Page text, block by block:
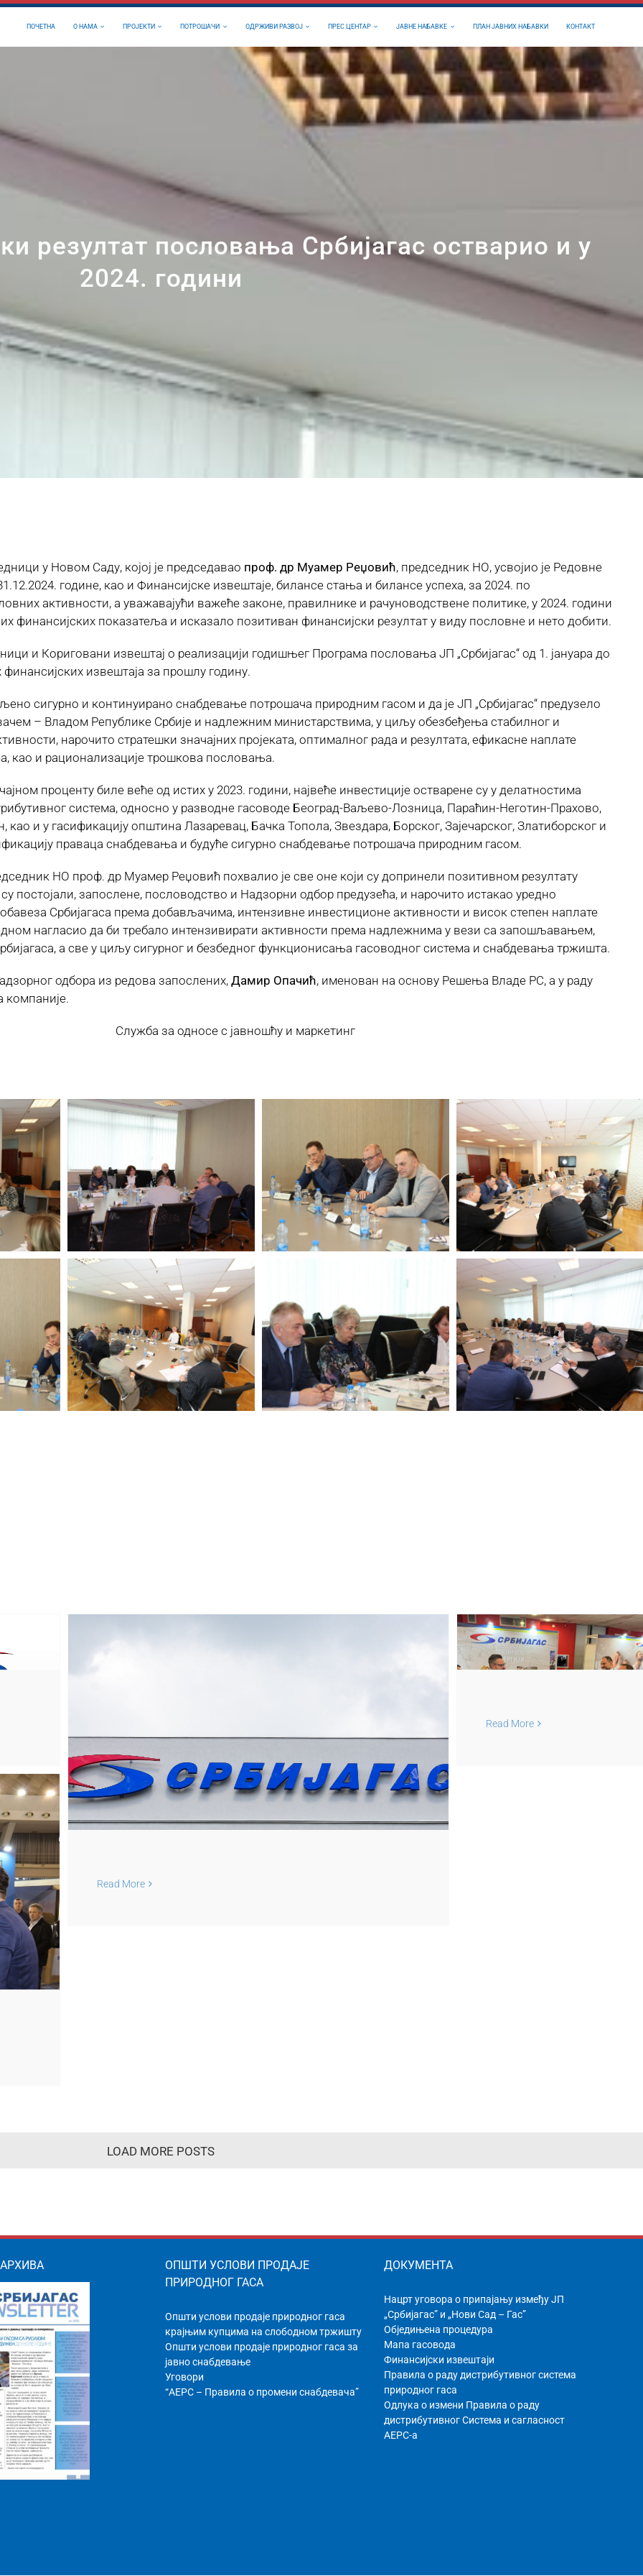
ПОЧЕТНА О НАМА ПРОЈЕКТИ ПОТРОШАЧИ ОДРЖИВИ РАЗВОЈ ПРЕС ЦЕНТАР ЈАВНЕ НАБАВКЕ ПЛАН ЈАВНИХ НАБАВКИ КОНТАКТ
резултат пословања Србијагас остварио и у
2024. години
у Новом Саду, којој је председавао проф. др Муамер Реџовић, председник НО, усвојио је Редовне
године, као и Финансијске извештаје, билансе стања и билансе успеха, за 2024. по
активности, а уважавајући важеће законе, правилнике и рачуноводствене политике, у 2024. години
финансијских показатеља и исказало позитиван финансијски резултат у виду пословне и нето добити.
и Кориговани извештај о реализацији годишњег Програма пословања ЈП „Србијагас“ од 1. јануара до
извештаја за прошлу годину.
сигурно и континуирано снабдевање потрошача природним гасом и да је ЈП „Србијагас“ предузело
– Владом Републике Србије и надлежним министарствима, у циљу обезбеђења стабилног и
нарочито стратешки значајних пројеката, оптималног рада и резултата, ефикасне наплате
као и рационализације трошкова пословања.
проценту биле веће од истих у 2023. години, највеће инвестиције остварене су у делатностима
система, односно у разводне гасоводе Београд-Ваљево-Лозница, Параћин-Неготин-Прахово,
и у гасификацију општина Лазаревац, Бачка Топола, Звездара, Борског, Зајечарског, Златиборског и
праваца снабдевања и будуће сигурно снабдевање потрошача природним гасом.
НО проф. др Муамер Реџовић похвалио је све оне који су допринели позитивном резултату
постојали, запослене, пословодство и Надзорни одбор предузећа, и нарочито истакао уредно
Србијагаса према добављачима, интензивне инвестиционе активности и висок степен наплате
нагласио да би требало интензивирати активности према надлежнима у вези са запошљавањем,
а све у циљу сигурног и безбедног функционисања гасоводног система и снабдевања тржишта.
одбора из редова запослених, Дамир Опачић, именован на основу Решења Владе РС, а у раду
компаније.
за односе с јавношћу и маркетинг
и
Read More
Read More
LOAD MORE POSTS
ОПШТИ УСЛОВИ ПРОДАЈЕ
ПРИРОДНОГ ГАСА
Општи услови продаје природног гаса
крајњим купцима на слободном тржишту
Општи услови продаје природног гаса за
јавно снабдевање
Уговори
“АЕРС – Правила о промени снабдевача”
ДОКУМЕНТА
Нацрт уговора о припајању између ЈП
„Србијагас” и „Нови Сад – Гас”
Обједињена процедура
Мапа гасовода
Финансијски извештаји
Правила о раду дистрибутивног системa
природног гаса
Одлука о измени Правила о раду
дистрибутивног Система и сагласност
АЕРС-а